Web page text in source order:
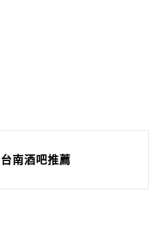
台南酒吧推薦